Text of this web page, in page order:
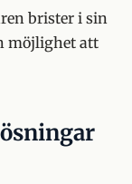
brister i sin
möjlighet att